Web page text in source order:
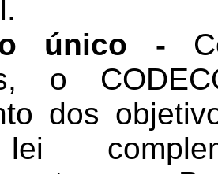
único -
o
dos